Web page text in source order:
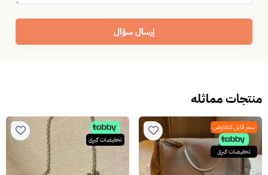
إرسال سؤال
منتجات مماثله
سعر قابل للتفاوض
تخفيضات كبرى
تخفيضات كبرى